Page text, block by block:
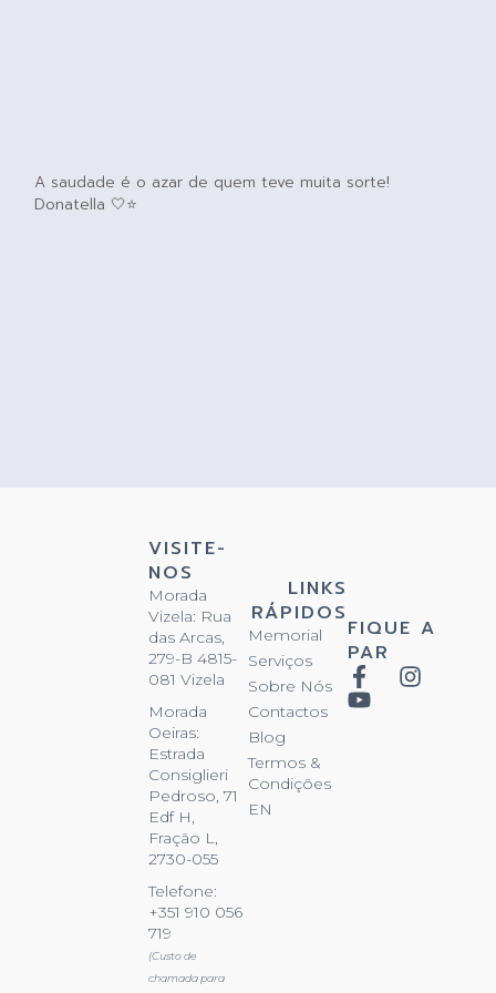
A saudade é o azar de quem teve muita sorte!
Donatella 🤍⭐️
VISITE-
NOS
Morada
Vizela: Rua
das Arcas,
279-B 4815-
081 Vizela
Morada
Oeiras:
Estrada
Consiglieri
Pedroso, 71
Edf H,
Fração L,
2730-055
Telefone:
+351 910 056
719
(Custo de
chamada para
LINKS
RÁPIDOS
Memorial
Serviços
Sobre Nós
Contactos
Blog
Termos &
Condições
EN
FIQUE A
PAR